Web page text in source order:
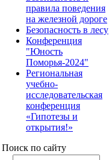
правила поведения
на железной дороге
Безопасность в лесу
Конференция
"Юность
Поморья-2024"
Региональная
учебно-
исследовательская
конференция
«Гипотезы и
открытия!»
Поиск по сайту